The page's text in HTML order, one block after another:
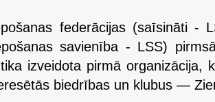
federācijas (saīsināti -
savienība - LSS)
izveidota pirmā organizācija,
biedrības un klubus —